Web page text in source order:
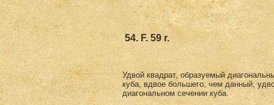
54. F. 59 r.
Удвой квадрат, образуемый
куба, вдвое большего, чем данный;
диагональном сечении куба.